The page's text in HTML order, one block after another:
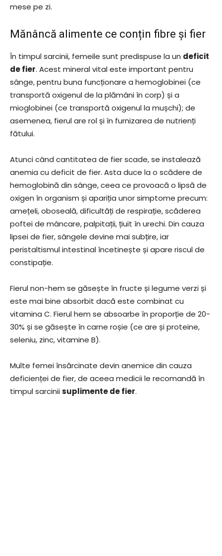
mese pe zi.
Mănâncă alimente ce conțin fibre și fier
În timpul sarcinii, femeile sunt predispuse la un deficit
de fier. Acest mineral vital este important pentru
sânge, pentru buna funcționare a hemoglobinei (ce
transportă oxigenul de la plămâni în corp) și a
mioglobinei (ce transportă oxigenul la mușchi); de
asemenea, fierul are rol și în furnizarea de nutrienți
fătului.
Atunci când cantitatea de fier scade, se instalează
anemia cu deficit de fier. Asta duce la o scădere de
hemoglobină din sânge, ceea ce provoacă o lipsă de
oxigen în organism și apariția unor simptome precum:
amețeli, oboseală, dificultăți de respirație, scăderea
poftei de mâncare, palpitații, țiuit în urechi. Din cauza
lipsei de fier, sângele devine mai subțire, iar
peristaltismul intestinal încetinește și apare riscul de
constipație.
Fierul non-hem se găsește în fructe și legume verzi și
este mai bine absorbit dacă este combinat cu
vitamina C. Fierul hem se absoarbe în proporție de 20-
30% și se găsește în carne roșie (ce are și proteine,
seleniu, zinc, vitamine B).
Multe femei însărcinate devin anemice din cauza
deficienței de fier, de aceea medicii le recomandă în
timpul sarciniisuplimente de fier.